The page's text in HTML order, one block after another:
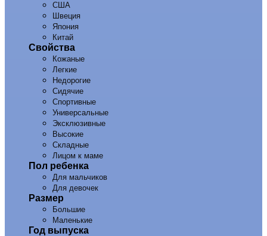
США
Швеция
Япония
Китай
Свойства
Кожаные
Легкие
Недорогие
Сидячие
Спортивные
Универсальные
Эксклюзивные
Высокие
Складные
Лицом к маме
Пол ребенка
Для мальчиков
Для девочек
Размер
Большие
Маленькие
Год выпуска